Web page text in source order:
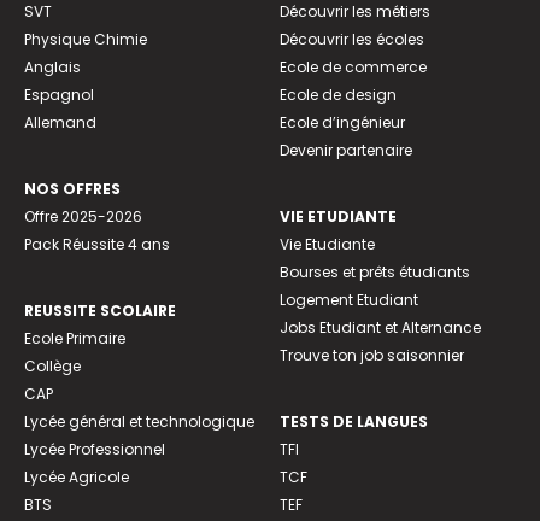
SVT
Physique Chimie
Anglais
Espagnol
Allemand
NOS OFFRES
Offre 2025-2026
Pack Réussite 4 ans
REUSSITE SCOLAIRE
Ecole Primaire
Collège
CAP
Lycée général et technologique
Lycée Professionnel
Lycée Agricole
BTS
Découvrir les métiers
Découvrir les écoles
Ecole de commerce
Ecole de design
Ecole d’ingénieur
Devenir partenaire
VIE ETUDIANTE
Vie Etudiante
Bourses et prêts étudiants
Logement Etudiant
Jobs Etudiant et Alternance
Trouve ton job saisonnier
TESTS DE LANGUES
TFI
TCF
TEF